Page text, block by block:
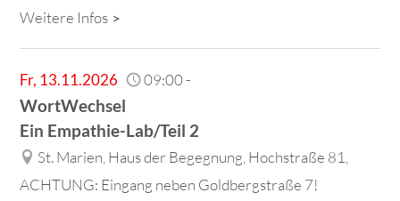
Weitere Infos
Fr, 13.11.2026 09:00-
WortWechsel
Ein Empathie-Lab/Teil 2
St. Marien, Haus der Begegnung, Hochstraße 81,
ACHTUNG: Eingang neben Goldbergstraße 7!